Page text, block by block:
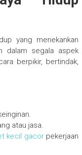
yang menekankan
dalam segala aspek
berpikir, bertindak,
atau jasa.
kecil gacorpekerjaan